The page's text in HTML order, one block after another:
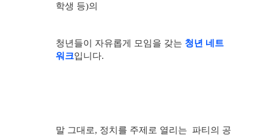
학생 등)의
청년들이 자유롭게 모임을 갖는 청년 네트
워크입니다.
말 그대로, 정치를 주제로 열리는 파티의 공